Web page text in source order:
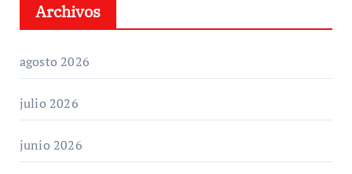
Archivos
agosto 2026
julio 2026
junio 2026